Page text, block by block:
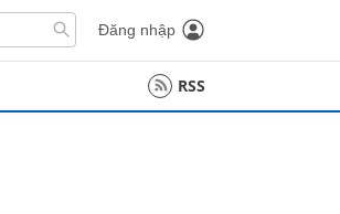
Đăng nhập
RSS